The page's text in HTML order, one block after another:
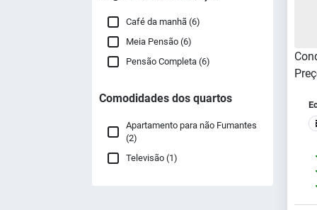
Café da manhã (6)
Meia Pensão (6)
Pensão Completa (6)
Comodidades dos quartos
Apartamento para não Fumantes
(2)
Televisão (1)